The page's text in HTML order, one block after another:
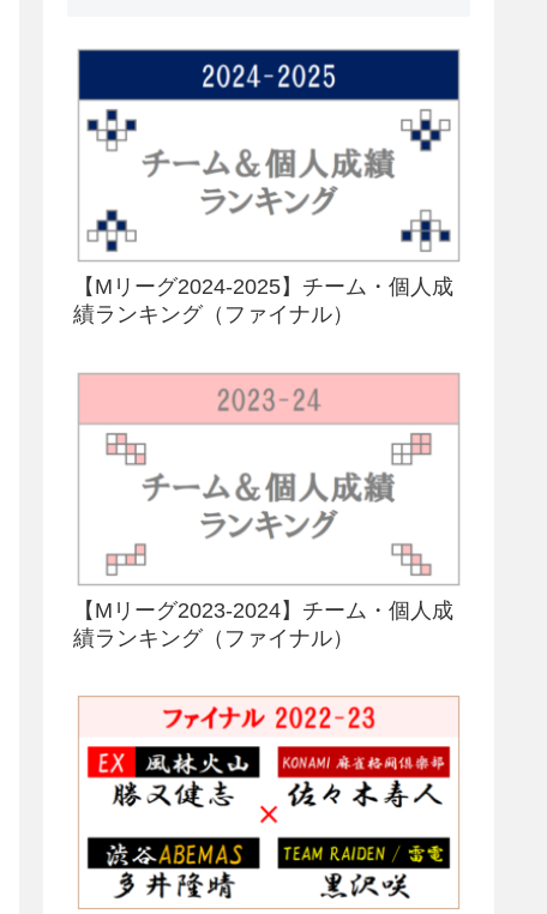
【Mリーグ2024-2025】チーム・個人成
績ランキング（ファイナル）
【Mリーグ2023-2024】チーム・個人成
績ランキング（ファイナル）